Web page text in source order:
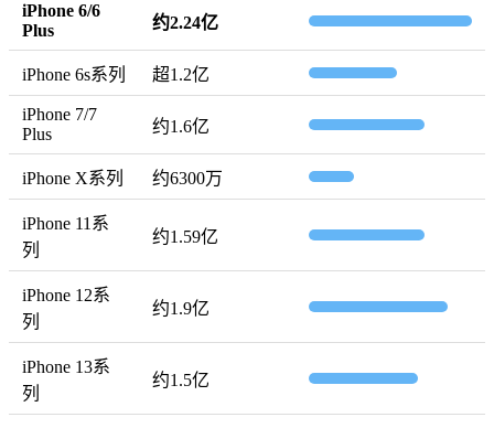
iPhone 6/6
Plus
约2.24亿
iPhone 6s系列 超1.2亿
iPhone 7/7
Plus
约1.6亿
iPhone X系列 约6300万
iPhone 11系
列
约1.59亿
iPhone 12系
列
约1.9亿
iPhone 13系
列
约1.5亿